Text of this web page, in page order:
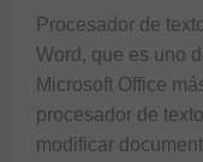
Procesador de
Word, que es uno
Microsoft Office
procesador de
modificar